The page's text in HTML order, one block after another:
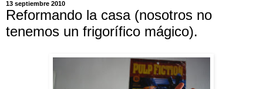
13 septiembre 2010
Reformando la casa (nosotros no
tenemos un frigorífico mágico).